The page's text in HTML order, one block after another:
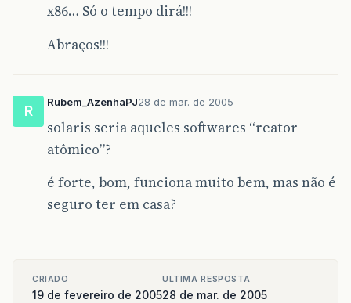
x86… Só o tempo dirá!!!
Abraços!!!
R
Rubem_AzenhaPJ28 de mar. de 2005
solaris seria aqueles softwares “reator
atômico”?
é forte, bom, funciona muito bem, mas não é
seguro ter em casa?
CRIADO
19 de fevereiro de 2005
ULTIMA RESPOSTA
28 de mar. de 2005